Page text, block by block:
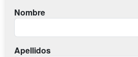
Nombre
Apellidos